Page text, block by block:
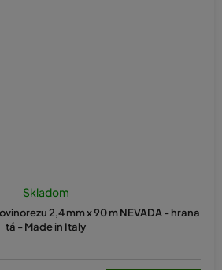
2,4 mm x 90 m NEVADA - hrana
tá - Made in Italy
Skladom